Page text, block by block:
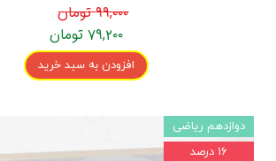
۹۹,۰۰۰ تومان
۷۹,۲۰۰ تومان
افزودن به سبد خرید
دوازدهم ریاضی
۱۶ درصد